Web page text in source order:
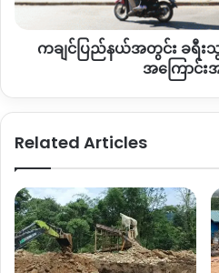
ယခုလို နှစ်ဖက်တိုက်ပွဲ ရှမ်းပြည်မြေ
ကချင်ပြည်နယ်ဘက်မှာလည်း တပ်မ
ရန်စမှု လက္ခဏာတွင် ရှိလာနေသေ
တိုက်ခိုက်မှုအဆင့်ထိ မရောက်သေးကြ
ဘို (Col. Nhpang Naw Bu) ပြောပ
လွန်ခဲ့သော နှစ်ပတ်ကျော်မှ ရှမ်းပြ
နယ်မြေရှင်းလင်းရေး ပြန်လည် လု
ပိုင်းမဟာမိတ် အဖွဲ့ဝင် MNDAA၊
တော်လှန်ရေးတပ်ဖွဲ့များနှင့် နေ့စဉ်
သည့်
အကြောင်းအရာ
ကချင်ပြည်နယ်အတွင်း ခရီ
အကြောင်းအ
Related Articles